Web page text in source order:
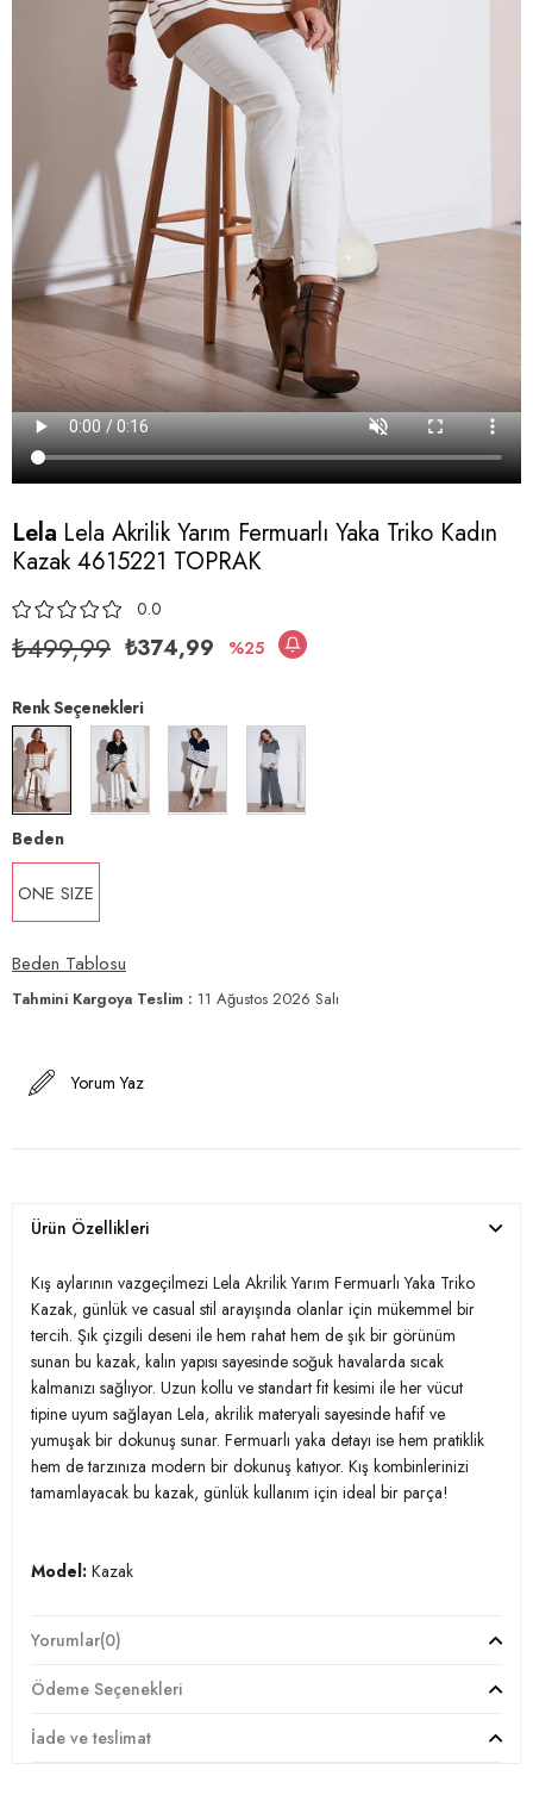
Lela Lela Akrilik Yarım Fermuarlı Yaka Triko Kadın
Kazak 4615221 TOPRAK
0.0
₺499,99 ₺374,99 25
Renk Seçenekleri
Beden
ONE SIZE
Beden Tablosu
Tahmini Kargoya Teslim : 11 Ağustos 2026 Salı
Yorum Yaz
Ürün Özellikleri
Kış aylarının vazgeçilmezi Lela Akrilik Yarım Fermuarlı Yaka Triko
Kazak, günlük ve casual stil arayışında olanlar için mükemmel bir
tercih. Şık çizgili deseni ile hem rahat hem de şık bir görünüm
sunan bu kazak, kalın yapısı sayesinde soğuk havalarda sıcak
kalmanızı sağlıyor. Uzun kollu ve standart fit kesimi ile her vücut
tipine uyum sağlayan Lela, akrilik materyali sayesinde hafif ve
yumuşak bir dokunuş sunar. Fermuarlı yaka detayı ise hem pratiklik
hem de tarzınıza modern bir dokunuş katıyor. Kış kombinlerinizi
tamamlayacak bu kazak, günlük kullanım için ideal bir parça!
Model: Kazak
Desen:
Mevsim: Kışlık
Yorumlar(0)
Ödeme Seçenekleri
İade ve teslimat